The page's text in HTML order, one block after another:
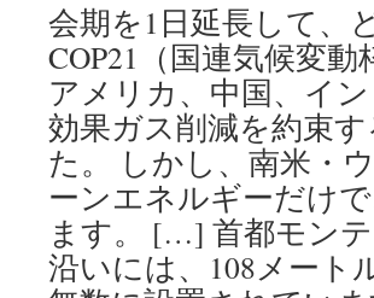
会期を1日延長して、
COP21（国連気候変
アメリカ、中国、イ
効果ガス削減を約束
た。 しかし、南米・
ーンエネルギーだけ
ます。 […] 首都モン
沿いには、108メート